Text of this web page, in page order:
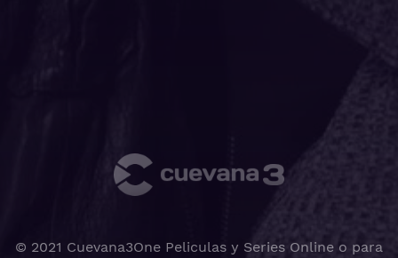
© 2021 Cuevana3One Peliculas y Series Online o para